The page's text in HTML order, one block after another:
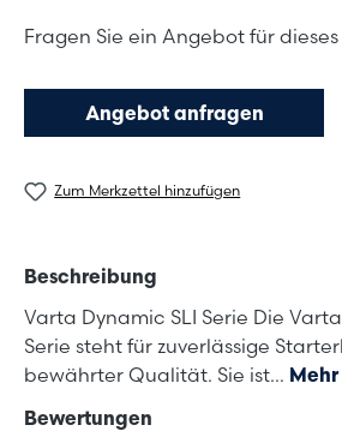
Fragen Sie ein Angebot für
Angebot anfragen
Zum Merkzettel hinzufügen
Beschreibung
Varta Dynamic SLI Serie Die
Serie steht für zuverlässige
bewährter Qualität. Sie ist… Mehr
Bewertungen